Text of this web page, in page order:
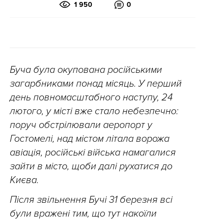
1 950 0
Буча була окупована російськими
загарбниками понад місяць. У перший
день повномасштабного наступу, 24
лютого, у місті вже стало небезпечно:
поруч обстрілювали аеропорт у
Гостомелі, над містом літала ворожа
авіація, російські війська намагалися
зайти в місто, щоби далі рухатися до
Києва.
Після звільнення Бучі 31 березня всі
були вражені тим, що тут накоїли